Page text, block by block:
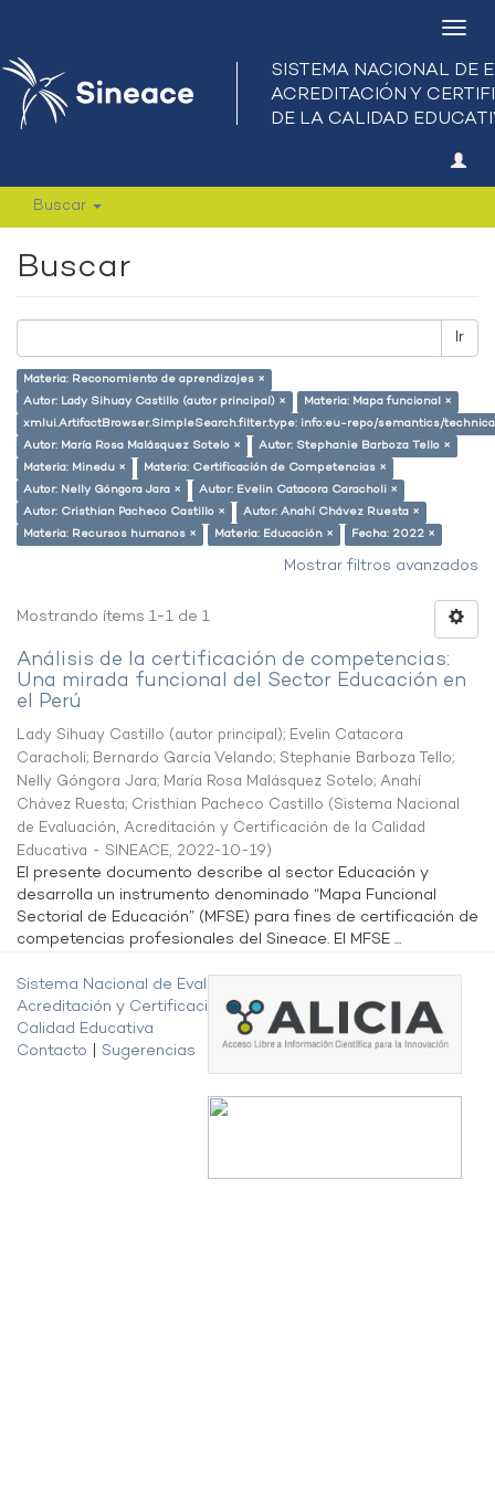
Buscar
Buscar
Ir
Materia: Reconomiento de aprendizajes ×
Autor: Lady Sihuay Castillo (autor principal) ×
Materia: Mapa funcional ×
xmlui.ArtifactBrowser.SimpleSearch.filter.type: info:eu-repo/semantics/
Autor: María Rosa Malásquez Sotelo ×
Autor: Stephanie Barboza Tello ×
Materia: Minedu ×
Materia: Certificación de Competencias ×
Autor: Nelly Góngora Jara ×
Autor: Evelin Catacora Caracholi ×
Autor: Cristhian Pacheco Castillo ×
Autor: Anahí Chávez Ruesta ×
Materia: Recursos humanos ×
Materia: Educación × Fecha: 2022 ×
Mostrar filtros avanzados
Mostrando ítems 1-1 de 1
Análisis de la certificación de competencias:
Una mirada funcional del Sector Educación en
el Perú
Lady Sihuay Castillo (autor principal); Evelin Catacora
Caracholi; Bernardo García Velando; Stephanie Barboza Tello;
Nelly Góngora Jara; María Rosa Malásquez Sotelo; Anahí
Chávez Ruesta; Cristhian Pacheco Castillo (Sistema Nacional
de Evaluación, Acreditación y Certificación de la Calidad
Educativa - SINEACE, 2022-10-19)
El presente documento describe al sector Educación y
desarrolla un instrumento denominado “Mapa Funcional
Sectorial de Educación” (MFSE) para fines de certificación de
competencias profesionales del Sineace. El MFSE ...
Sistema Nacional de Evaluación,
Acreditación y Certificación de la
Calidad Educativa
Contacto
Sugerencias